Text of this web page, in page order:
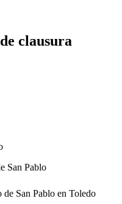
clausura
San Pablo
de San Pablo en Toledo